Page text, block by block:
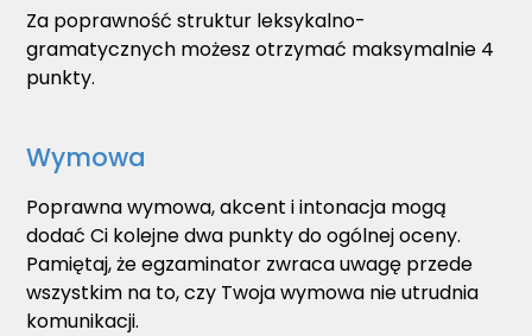
Za poprawność struktur leksykalno-
gramatycznych możesz otrzymać maksymalnie 4
punkty.
Wymowa
Poprawna wymowa, akcent i intonacja mogą
dodać Ci kolejne dwa punkty do ogólnej oceny.
Pamiętaj, że egzaminator zwraca uwagę przede
wszystkim na to, czy Twoja wymowa nie utrudnia
komunikacji.